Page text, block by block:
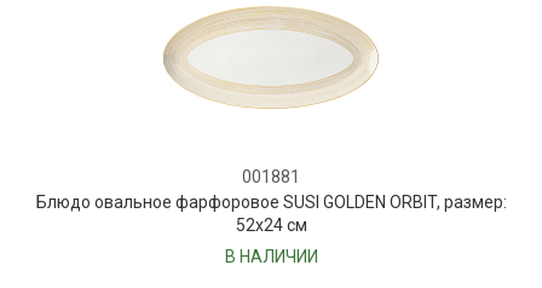
001881
Блюдо овальное фарфоровое SUSI GOLDEN ORBIT, размер:
52х24 см
В НАЛИЧИИ